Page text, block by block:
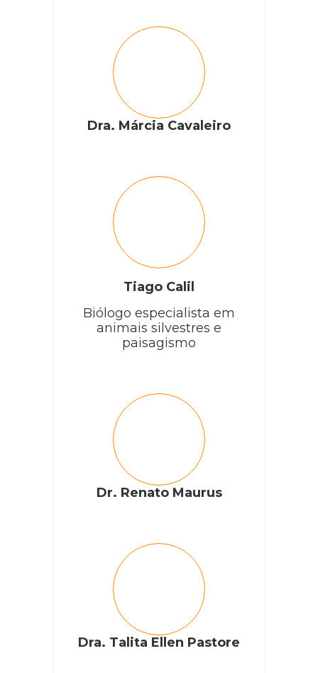
Dra. Márcia Cavaleiro
Tiago Calil
Biólogo especialista em
animais silvestres e
paisagismo
Dr. Renato Maurus
Dra. Talita Ellen Pastore